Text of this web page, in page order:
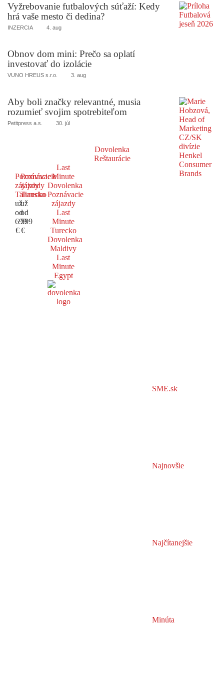
Vyžrebovanie futbalových súťaží: Kedy
hrá vaše mesto či dedina?
INZERCIA 4. aug
Obnov dom mini: Prečo sa oplatí
investovať do izolácie
VUNO HREUS s.r.o. 3. aug
Aby boli značky relevantné, musia
rozumieť svojim spotrebiteľom
Petitpress a.s. 30. júl
Dovolenka
Reštaurácie
Poznávacie
zájazdy
Taliansko
už
od
699
€
Poznávacie
zájazdy
Turecko
už
od
599
€
Last
Minute
Dovolenka
Poznávacie
zájazdy
Last
Minute
Turecko
Dovolenka
Maldivy
Last
Minute
Egypt
SME.sk
Najnovšie
Najčítanejšie
Minúta